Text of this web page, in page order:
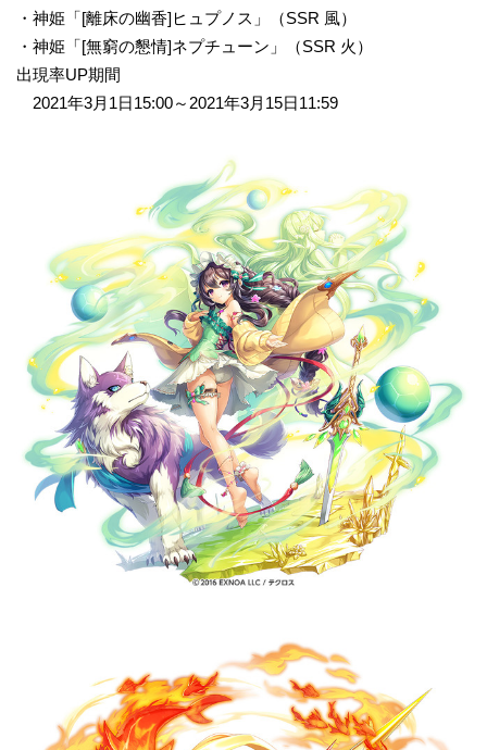
・神姫「[離床の幽香]ヒュプノス」（SSR 風）
・神姫「[無窮の懇情]ネプチューン」（SSR 火）
出現率UP期間
2021年3月1日15:00～2021年3月15日11:59